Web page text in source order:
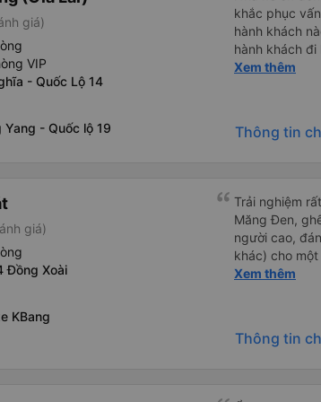
giá)
VIP
- Quốc Lộ 14
- Quốc lộ 19
khắc phục
hành khách
hành khách đi
nhưng hãy
Xem thêm
Thông tin
giá)
Đồng Xoài
KBang
Trải nghiệm
Măng Đen,
người cao,
khác) cho
dụng lại sau.
Xem thêm
Thông tin